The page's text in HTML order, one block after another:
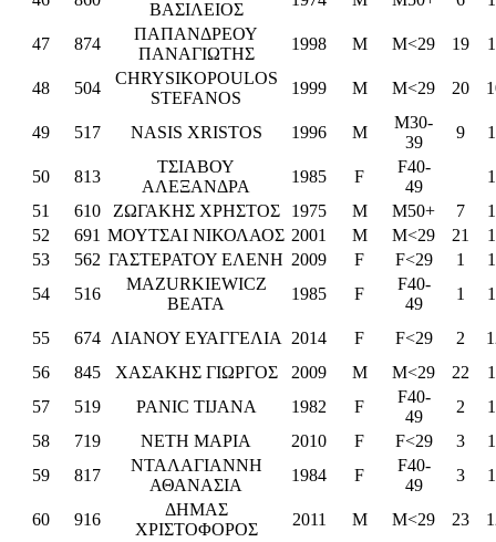
ΒΑΣΙΛΕΙΟΣ
47 874
ΠΑΠΑΝΔΡΕΟΥ
ΠΑΝΑΓΙΩΤΗΣ
1998 M M<29 19
48 504
CHRYSIKOPOULOS
STEFANOS
1999 M M<29 20
49 517 NASIS XRISTOS 1996 M
M30-
39
9
50 813
ΤΣΙΑΒΟΥ
ΑΛΕΞΑΝΔΡΑ
1985 F
F40-
49
51
610 ΖΩΓΑΚΗΣ ΧΡΗΣΤΟΣ 1975 M M50+ 7
52
691 ΜΟΥΤΣΑΙ ΝΙΚΟΛΑΟΣ 2001 M M<29 21
53
562 ΓΑΣΤΕΡΑΤΟΥ ΕΛΕΝΗ 2009 F F<29 1
54
516
MAZURKIEWICZ
BEATA
1985 F
F40-
49
1
55 674 ΛΙΑΝΟΥ ΕΥΑΓΓΕΛΙΑ 2014 F F<29 2
56
845 ΧΑΣΑΚΗΣ ΓΙΩΡΓΟΣ 2009 M M<29 22
57
519 PANIC TIJANA 1982 F
F40-
49
2
58
719 ΝΕΤΗ ΜΑΡΙΑ 2010 F F<29 3
59
817
ΝΤΑΛΑΓΙΑΝΝΗ
ΑΘΑΝΑΣΙΑ
1984 F
F40-
49
3
60 916
ΔΗΜΑΣ
ΧΡΙΣΤΟΦΟΡΟΣ
2011 M M<29 23